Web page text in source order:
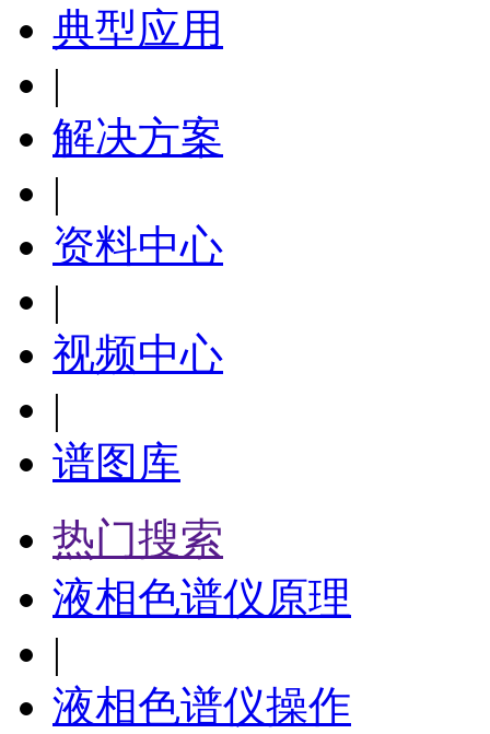
典型应用
|
解决方案
|
资料中心
|
视频中心
|
谱图库
热门搜索
液相色谱仪原理
|
液相色谱仪操作